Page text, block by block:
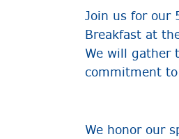
Join us for our
Breakfast at
We will gather
commitment
We honor our